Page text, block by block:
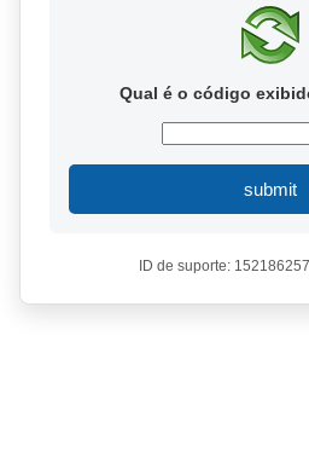
Qual é o código
submit
ID de suporte: